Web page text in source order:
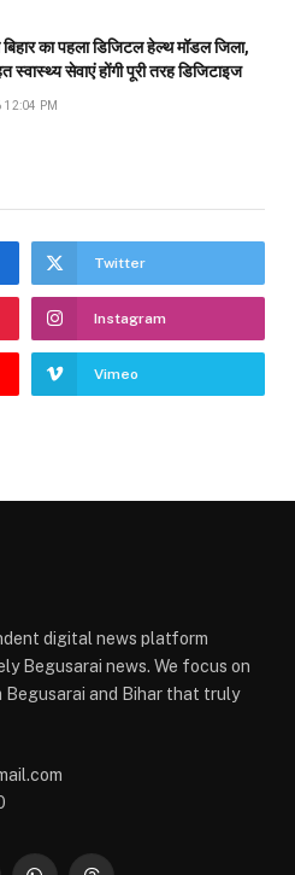
का पहला डिजिटल हेल्थ मॉडल जिला,
सेवाएं होंगी पूरी तरह डिजिटाइज
12:04 PM
Twitter
Instagram
Vimeo
digital news platform
Begusarai news. We focus on
and Bihar that truly